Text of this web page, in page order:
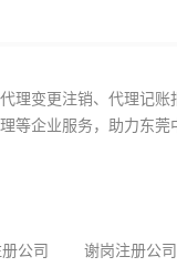
变更注销、代理记
等企业服务，助力东
公司 谢岗注册公司